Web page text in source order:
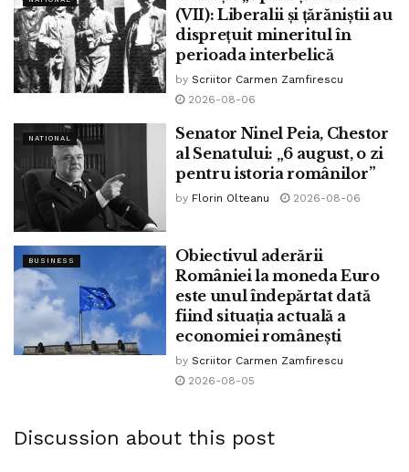
(VII): Liberalii și țărăniștii au
disprețuit mineritul în
perioada interbelică
by Scriitor Carmen Zamfirescu
2026-08-06
NATIONAL
Senator Ninel Peia, Chestor
al Senatului: „6 august, o zi
pentru istoria românilor”
by Florin Olteanu 2026-08-06
BUSINESS
Obiectivul aderării
României la moneda Euro
este unul îndepărtat dată
fiind situația actuală a
economiei românești
by Scriitor Carmen Zamfirescu
2026-08-05
Discussion about this post